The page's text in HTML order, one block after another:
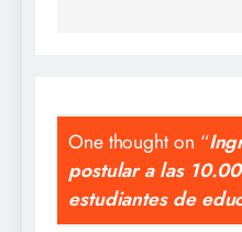
One thought on “
postular a las
estudiantes de